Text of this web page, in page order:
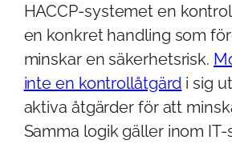
HACCP-systemet en
en konkret handling som
minskar en säkerhetsrisk.
inte en kontrollåtgärd i sig
aktiva åtgärder för att
Samma logik gäller inom IT-